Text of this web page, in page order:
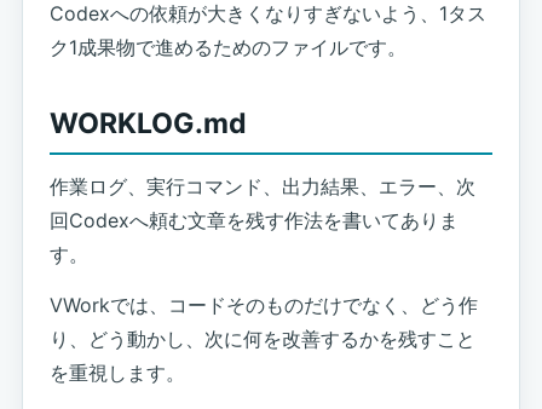
Codexへの依頼が大きくなりすぎないよう、1タス
ク1成果物で進めるためのファイルです。
WORKLOG.md
作業ログ、実行コマンド、出力結果、エラー、次
回Codexへ頼む文章を残す作法を書いてありま
す。
VWorkでは、コードそのものだけでなく、どう作
り、どう動かし、次に何を改善するかを残すこと
を重視します。